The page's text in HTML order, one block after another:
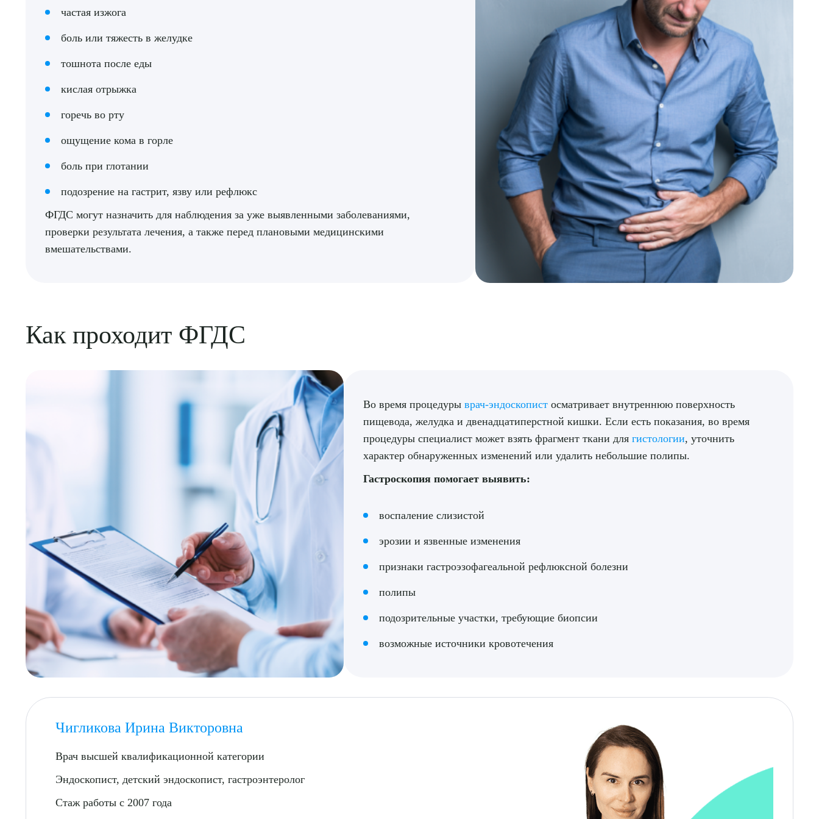
частая изжога
боль или тяжесть в желудке
тошнота после еды
кислая отрыжка
горечь во рту
ощущение кома в горле
боль при глотании
подозрение на гастрит, язву или рефлюкс
ФГДС могут назначить для наблюдения за уже выявленными заболеваниями,
проверки результата лечения, а также перед плановыми медицинскими
вмешательствами.
Как проходит ФГДС
Во время процедурыврач-эндоскопист осматривает внутреннюю поверхность
пищевода, желудка и двенадцатиперстной кишки. Если есть показания, во время
процедуры специалист может взять фрагмент ткани длягистологии, уточнить
характер обнаруженных изменений или удалить небольшие полипы.
Гастроскопия помогает выявить:
воспаление слизистой
эрозии и язвенные изменения
признаки гастроэзофагеальной рефлюксной болезни
полипы
подозрительные участки, требующие биопсии
возможные источники кровотечения
Чигликова Ирина Викторовна
Врач высшей квалификационной категории
Эндоскопист, детский эндоскопист, гастроэнтеролог
Стаж работы с 2007 года
Выберите сопутствующую услугу